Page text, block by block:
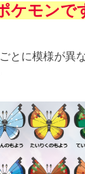
ケモンで
とに模様が異